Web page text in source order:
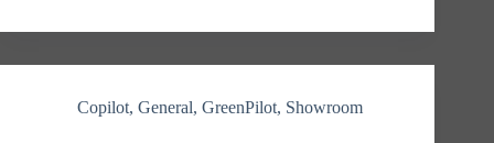
Copilot, General, GreenPilot, Showroom